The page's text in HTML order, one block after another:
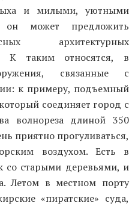
и милыми, уютными
он может предложить
архитектурных
К таким относятся, в
связанные с
к примеру, подъемный
соединяет город с
волнореза длиной 350
приятно прогуливаться,
воздухом. Есть в
со старыми деревьями, и
Летом в местном порту
«пиратские» суда,